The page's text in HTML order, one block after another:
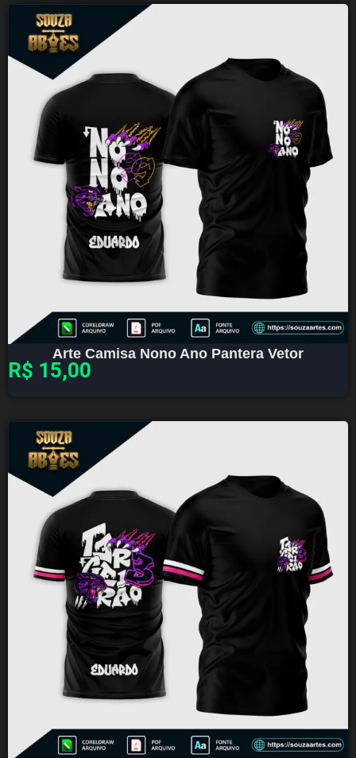
Arte Camisa Nono Ano Pantera Vetor
R$ 15,00